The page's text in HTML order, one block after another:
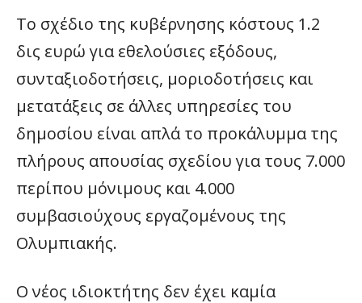
Το σχέδιο της κυβέρνησης κόστους 1.2
δις ευρώ για εθελούσιες εξόδους,
συνταξιοδοτήσεις, μοριοδοτήσεις και
μετατάξεις σε άλλες υπηρεσίες του
δημοσίου είναι απλά το προκάλυμμα της
πλήρους απουσίας σχεδίου για τους 7.000
περίπου μόνιμους και 4.000
συμβασιούχους εργαζομένους της
Ολυμπιακής.
Ο νέος ιδιοκτήτης δεν έχει καμία